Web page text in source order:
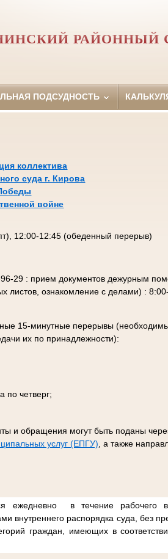
РАЙОННЫЙ
ПОДСУДНОСТЬ
коллектива
суда г. Кирова
войне
12:00-12:45 (обеденный перерыв)
29 : прием документов дежурным
листов, ознакомление с делами) :
15-минутные перерывы
их по принадлежности):
по четверг;
и обращения могут быть поданы
услуг (ЕПГУ) , а также
ежедневно
в течение рабочего
внутреннего распорядка суда, без
граждан, имеющих в